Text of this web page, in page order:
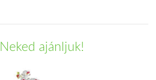
Neked ajánljuk!